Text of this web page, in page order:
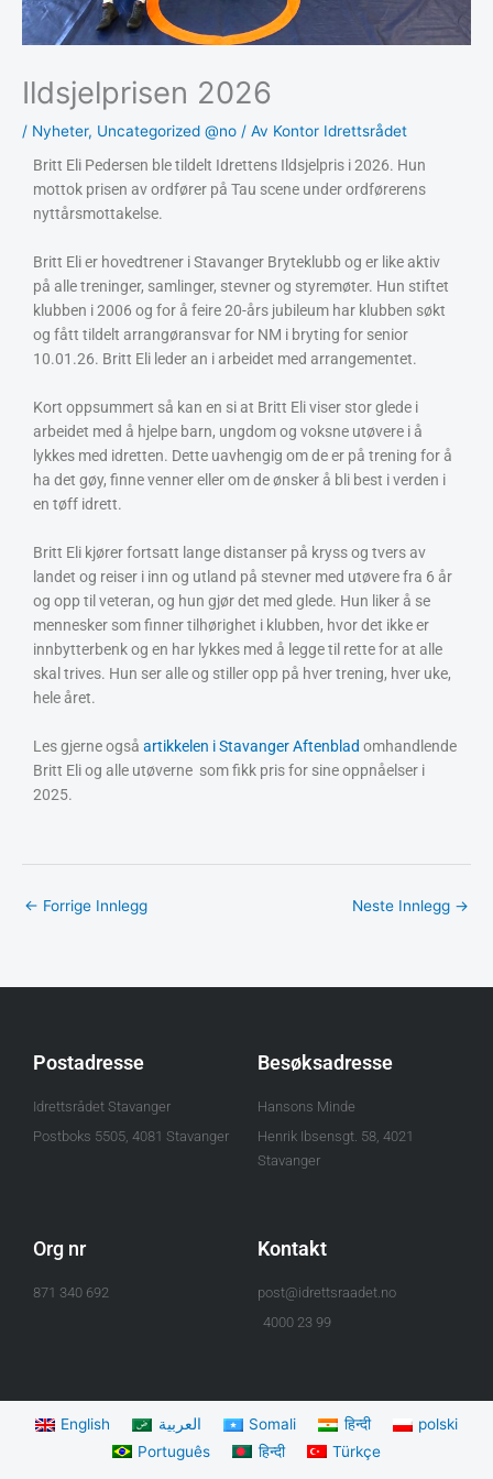
Ildsjelprisen 2026
/ Nyheter, Uncategorized @no / Av Kontor Idrettsrådet
Britt Eli Pedersen ble tildelt Idrettens Ildsjelpris i 2026. Hun
mottok prisen av ordfører på Tau scene under ordførerens
nyttårsmottakelse.
Britt Eli er hovedtrener i Stavanger Bryteklubb og er like aktiv
på alle treninger, samlinger, stevner og styremøter. Hun stiftet
klubben i 2006 og for å feire 20-års jubileum har klubben søkt
og fått tildelt arrangøransvar for NM i bryting for senior
10.01.26. Britt Eli leder an i arbeidet med arrangementet.
Kort oppsummert så kan en si at Britt Eli viser stor glede i
arbeidet med å hjelpe barn, ungdom og voksne utøvere i å
lykkes med idretten. Dette uavhengig om de er på trening for å
ha det gøy, finne venner eller om de ønsker å bli best i verden i
en tøff idrett.
Britt Eli kjører fortsatt lange distanser på kryss og tvers av
landet og reiser i inn og utland på stevner med utøvere fra 6 år
og opp til veteran, og hun gjør det med glede. Hun liker å se
mennesker som finner tilhørighet i klubben, hvor det ikke er
innbytterbenk og en har lykkes med å legge til rette for at alle
skal trives. Hun ser alle og stiller opp på hver trening, hver uke,
hele året.
Les gjerne også artikkelen i Stavanger Aftenblad omhandlende
Britt Eli og alle utøverne som fikk pris for sine oppnåelser i
2025.
← Forrige Innlegg Neste Innlegg →
Postadresse
Idrettsrådet Stavanger
Postboks 5505, 4081 Stavanger
Besøksadresse
Hansons Minde
Henrik Ibsensgt. 58, 4021
Stavanger
Org nr
871 340 692
Kontakt
post@idrettsraadet.no
4000 23 99
English العربية Somali हिन्दी
polski
Português
हिन्दी Türkçe